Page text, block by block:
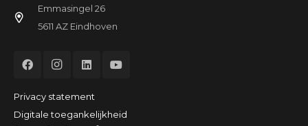
Emmasingel 26
5611 AZ Eindhoven
Privacy statement
Digitale toegankelijkheid